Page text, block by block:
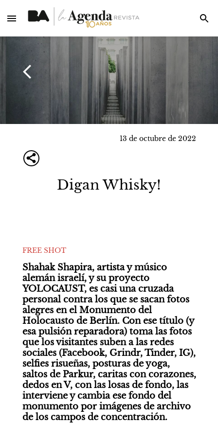
13 de octubre de 2022
Digan Whisky!
FREE SHOT
Shahak Shapira, artista y músico
alemán israelí, y su proyecto
YOLOCAUST, es casi una cruzada
personal contra los que se sacan fotos
alegres en el Monumento del
Holocausto de Berlín. Con ese título (y
esa pulsión reparadora) toma las fotos
que los visitantes suben a las redes
sociales (Facebook, Grindr, Tinder, IG),
selfies risueñas, posturas de yoga,
saltos de Parkur, caritas con corazones,
dedos en V, con las losas de fondo, las
interviene y cambia ese fondo del
monumento por imágenes de archivo
de los campos de concentración.